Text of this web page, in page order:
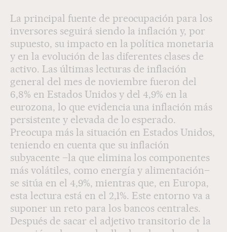
La principal fuente de preocupación para los
inversores seguirá siendo la inflación y, por
supuesto, su impacto en la política monetaria
y en la evolución de las diferentes clases de
activo. Las últimas lecturas de inflación
general del mes de noviembre fueron del
6,8% en Estados Unidos y del 4,9% en la
eurozona, lo que evidencia una inflación más
persistente y elevada de lo esperado.
Preocupa más la situación en Estados Unidos,
teniendo en cuenta que su inflación
subyacente –la que elimina los componentes
más volátiles, como energía y alimentación–
se sitúa en el 4,9%, mientras que, en Europa,
esta lectura está en el 2,1%. Este entorno va a
suponer un reto para los bancos centrales.
Después de sacar el adjetivo transitorio de la